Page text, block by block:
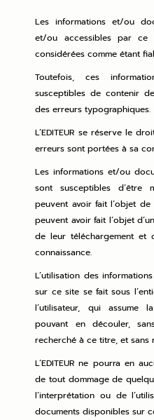
Les informations et/ou
et/ou accessibles par ce
considérées comme étant
Toutefois, ces
susceptibles de contenir
des erreurs typographiques.
L’EDITEUR se réserve le
erreurs sont portées à sa
Les informations et/ou
sont susceptibles
peuvent avoir fait l’objet
peuvent avoir fait l’objet
de leur téléchargement et
connaissance.
L’utilisation des
sur ce site se fait sous
l’utilisateur, qui assume
pouvant en découler,
recherché à ce titre, et
L’EDITEUR ne pourra en
de tout dommage de
l’interprétation ou de
documents disponibles sur